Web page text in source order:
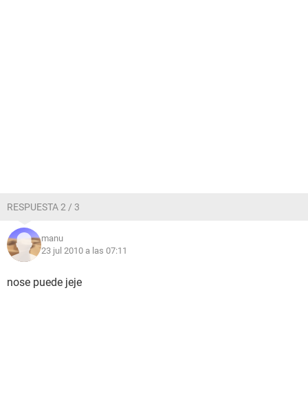
RESPUESTA 2 / 3
manu
23 jul 2010 a las 07:11
nose puede jeje